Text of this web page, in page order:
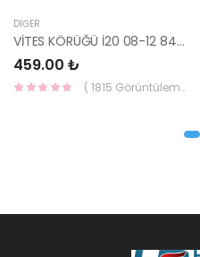
DIĞER
VİTES KÖRÜĞÜ İ20 08-12 84640-1J000-YS
459.00 ₺
( 1815 Görüntüleme )